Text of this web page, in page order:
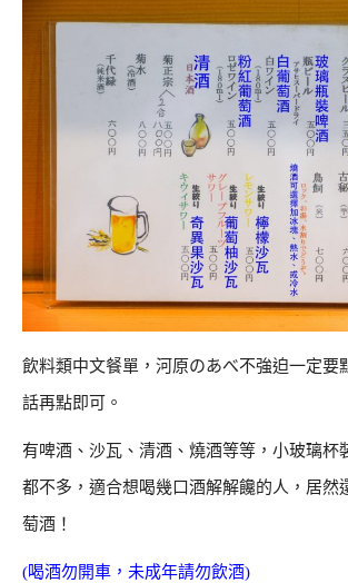
飲料類中文餐單，河原のあべ不強迫一定要
話再點即可。
有啤酒、沙瓦、清酒、燒酒等等，小玻璃杯
都不多，適合想喝幾口酒解解饞的人，居然
萄酒！
(喝酒勿開車，未成年請勿飲酒)